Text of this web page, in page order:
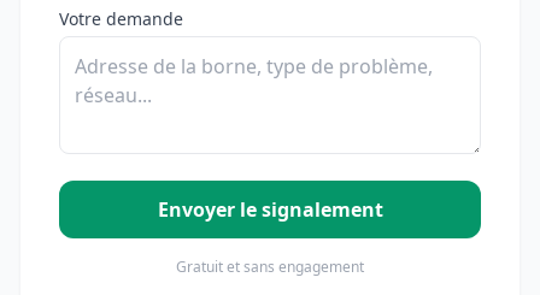
Votre demande
Envoyer le signalement
Gratuit et sans engagement